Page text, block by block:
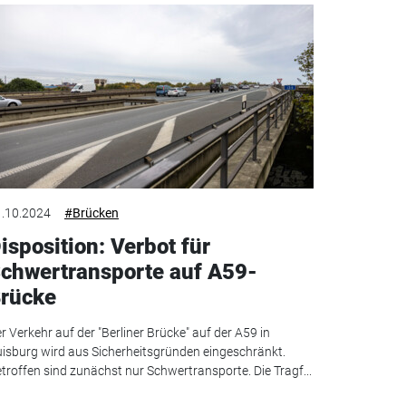
#Brücken
Verbot für
auf A59-
Verkehr auf der "Berliner Brücke" auf der A59 in
wird aus Sicherheitsgründen eingeschränkt.
sind zunächst nur Schwertransporte. Die Tragf...